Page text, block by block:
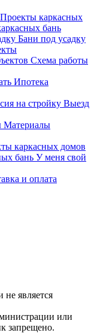
Проекты каркасных
бань
Бани под усадку
Схема работы
Ипотека
на стройку Выезд
Материалы
каркасных домов
бань У меня свой
и оплата
является
или
запрещено.